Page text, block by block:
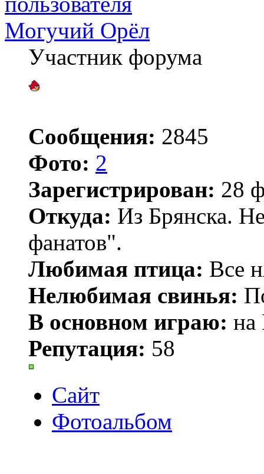
Могучий Орёл
Участник форума
Сообщения: 2845
Фото: 2
Зарегистрирован: 28
Откуда: Из Брянска.
фанатов".
Любимая птица: Все
Нелюбимая свинья:
В основном играю: на
Репутация: 58
Сайт
Фотоальбом